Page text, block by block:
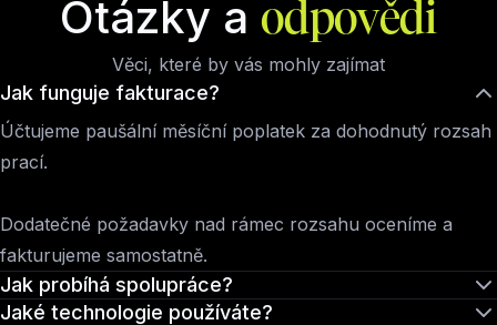
Otázky a odpovědi
Věci, které by vás mohly zajímat
Jak funguje fakturace?
Účtujeme paušální měsíční poplatek za dohodnutý rozsah
prací.
Dodatečné požadavky nad rámec rozsahu oceníme a
fakturujeme samostatně.
Jak probíhá spolupráce?
Jaké technologie používáte?